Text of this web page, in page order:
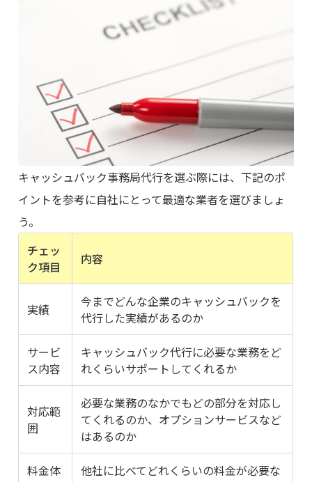
キャッシュバック事務局代行を選ぶ際には、下記のポ
イントを参考に自社にとって最適な業者を選びましょ
う。
チェッ
ク項目
内容
実績
今までどんな企業のキャッシュバックを
代行した実績があるのか
サービ
ス内容
キャッシュバック代行に必要な業務をど
れくらいサポートしてくれるか
対応範
囲
必要な業務のなかでもどの部分を対応し
てくれるのか、オプションサービスなど
はあるのか
料金体
他社に比べてどれくらいの料金が必要な